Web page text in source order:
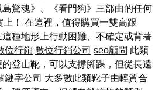
驚魂》、《看門狗》三部曲的任何
上！ 在這裡，值得購買一雙高跟
種地形上行動困難、不確定或背著
位行銷 數位行銷公司 seo顧問 此類
登山靴，可以支撐腳踝，但從長遠
鍵字公司 大多數此類靴子由輕質合